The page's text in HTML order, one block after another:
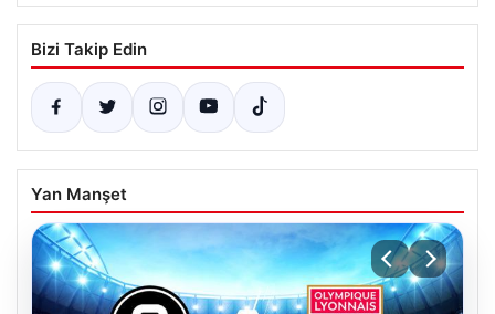
Bizi Takip Edin
Yan Manşet